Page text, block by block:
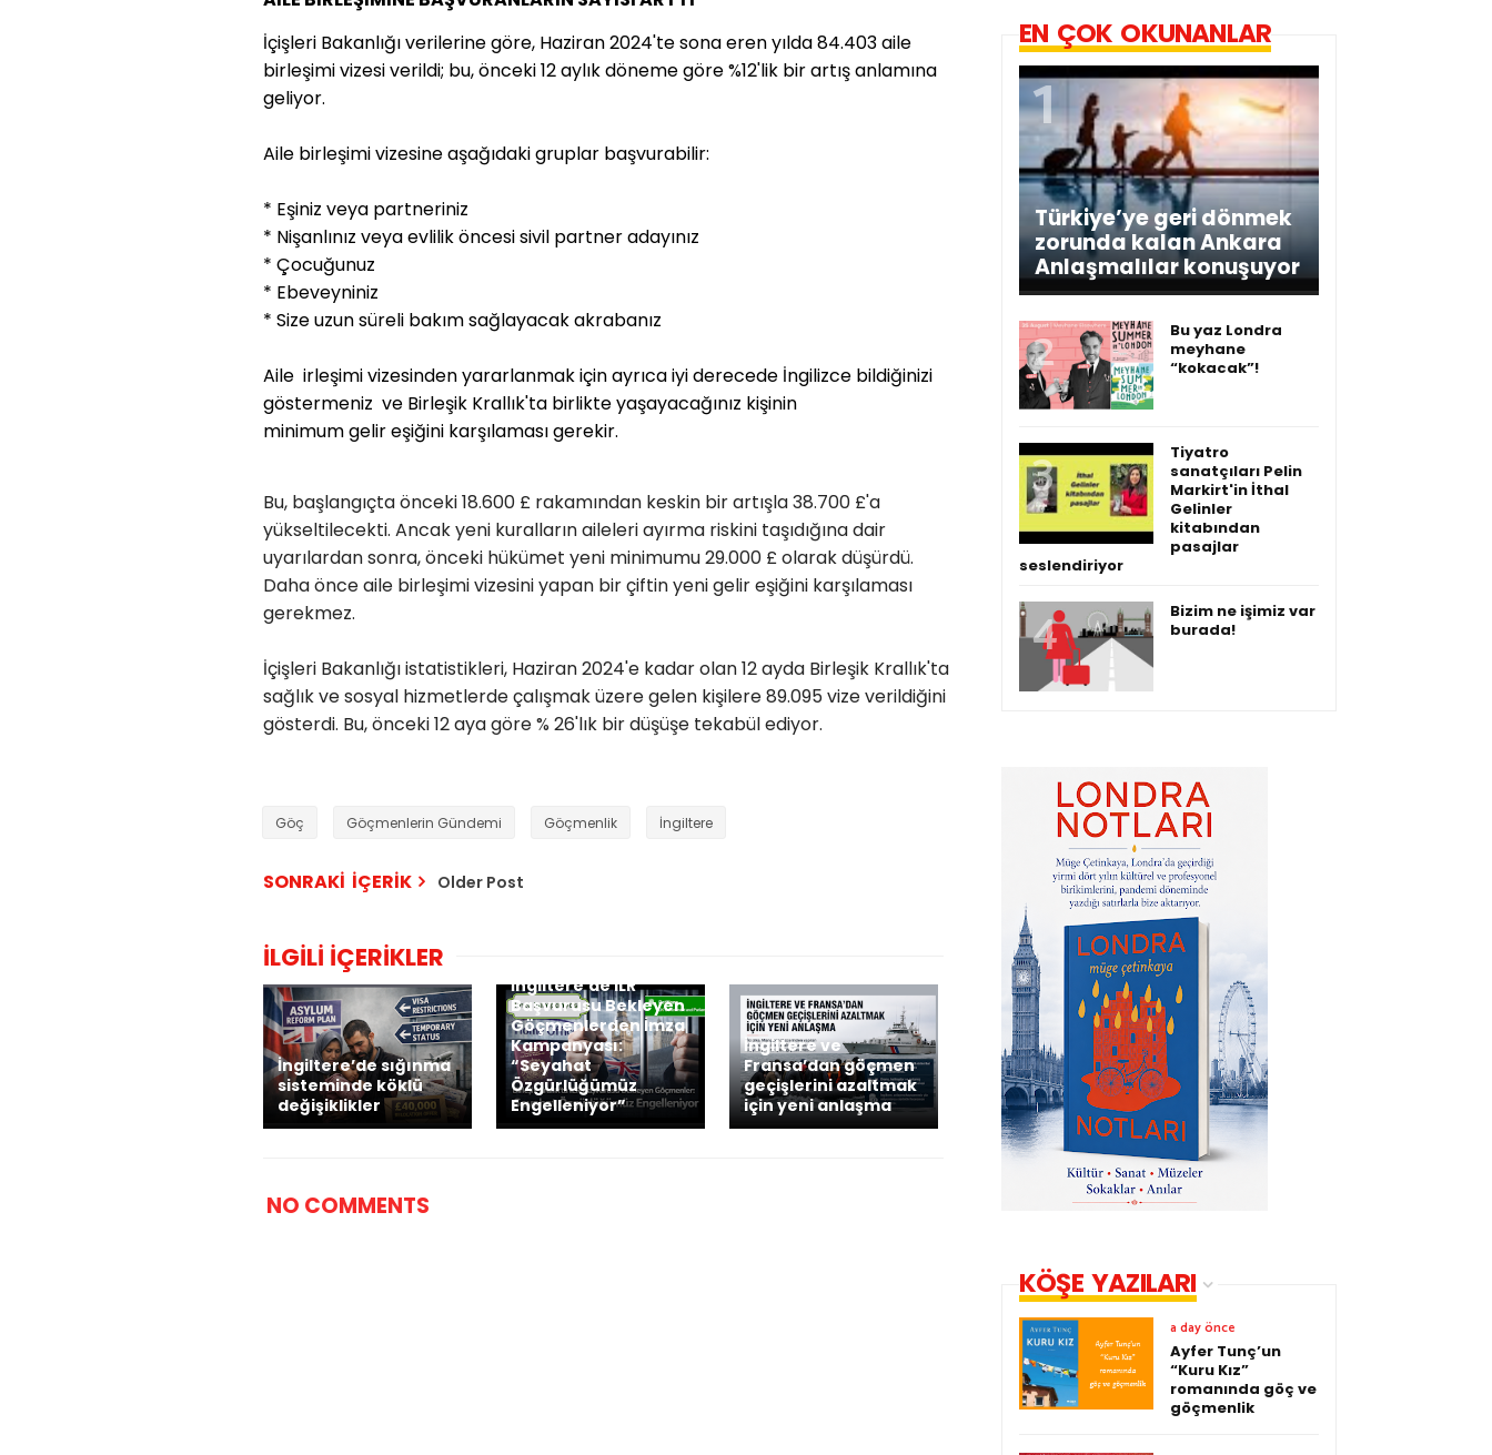
İçişleri Bakanlığı verilerine göre, Haziran 2024'te sona eren yılda 84.403 aile
birleşimi vizesi verildi; bu, önceki 12 aylık döneme göre %12'lik bir artış anlamına
geliyor.
Aile birleşimi vizesine aşağıdaki gruplar başvurabilir:
* Eşiniz veya partneriniz
* Nişanlınız veya evlilik öncesi sivil partner adayınız
* Çocuğunuz
* Ebeveyniniz
* Size uzun süreli bakım sağlayacak akrabanız
Aile  irleşimi vizesinden yararlanmak için ayrıca iyi derecede İngilizce bildiğinizi
göstermeniz  ve Birleşik Krallık'ta birlikte yaşayacağınız kişinin
minimum gelir eşiğini karşılaması gerekir.
Bu, başlangıçta önceki 18.600 £ rakamından keskin bir artışla 38.700 £'a
yükseltilecekti. Ancak yeni kuralların aileleri ayırma riskini taşıdığına dair
uyarılardan sonra, önceki hükümet yeni minimumu 29.000 £ olarak düşürdü.
Daha önce aile birleşimi vizesini yapan bir çiftin yeni gelir eşiğini karşılaması
gerekmez.
İçişleri Bakanlığı istatistikleri, Haziran 2024'e kadar olan 12 ayda Birleşik Krallık'ta
sağlık ve sosyal hizmetlerde çalışmak üzere gelen kişilere 89.095 vize verildiğini
gösterdi. Bu, önceki 12 aya göre % 26'lık bir düşüşe tekabül ediyor.
Göç Göçmenlerin Gündemi Göçmenlik İngiltere
SONRAKİ İÇERİK Older Post
İLGİLİ İÇERİKLER
İngiltere’de sığınma
sisteminde köklü
değişiklikler
İngiltere’de ILR
Başvurusu Bekleyen
Göçmenlerden İmza
Kampanyası:
“Seyahat
Özgürlüğümüz
Engelleniyor”
İngiltere ve
Fransa’dan göçmen
geçişlerini azaltmak
için yeni anlaşma
NO COMMENTS
EN ÇOK OKUNANLAR
Türkiye’ye geri dönmek
zorunda kalan Ankara
Anlaşmalılar konuşuyor
Bu yaz Londra
meyhane
“kokacak”!
Tiyatro
sanatçıları Pelin
Markirt'in İthal
Gelinler
kitabından
pasajlar
seslendiriyor
Bizim ne işimiz var
burada!
KÖŞE YAZILARI
a day önce
Ayfer Tunç’un
“Kuru Kız”
romanında göç ve
göçmenlik